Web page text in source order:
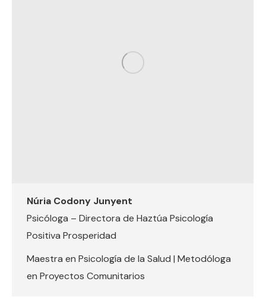
Núria Codony Junyent
Psicóloga – Directora de Haztúa Psicología
Positiva Prosperidad
Maestra en Psicología de la Salud | Metodóloga
en Proyectos Comunitarios